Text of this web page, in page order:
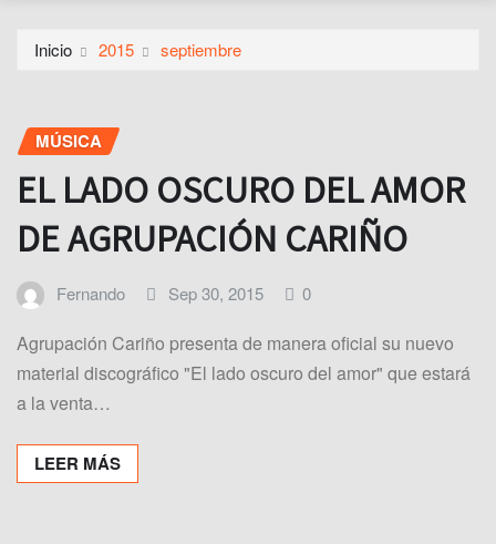
Inicio 2015 septiembre
MÚSICA
EL LADO OSCURO DEL AMOR
DE AGRUPACIÓN CARIÑO
Fernando Sep 30, 2015 0
Agrupación Cariño presenta de manera oficial su nuevo
material discográfico "El lado oscuro del amor" que estará
a la venta…
LEER MÁS